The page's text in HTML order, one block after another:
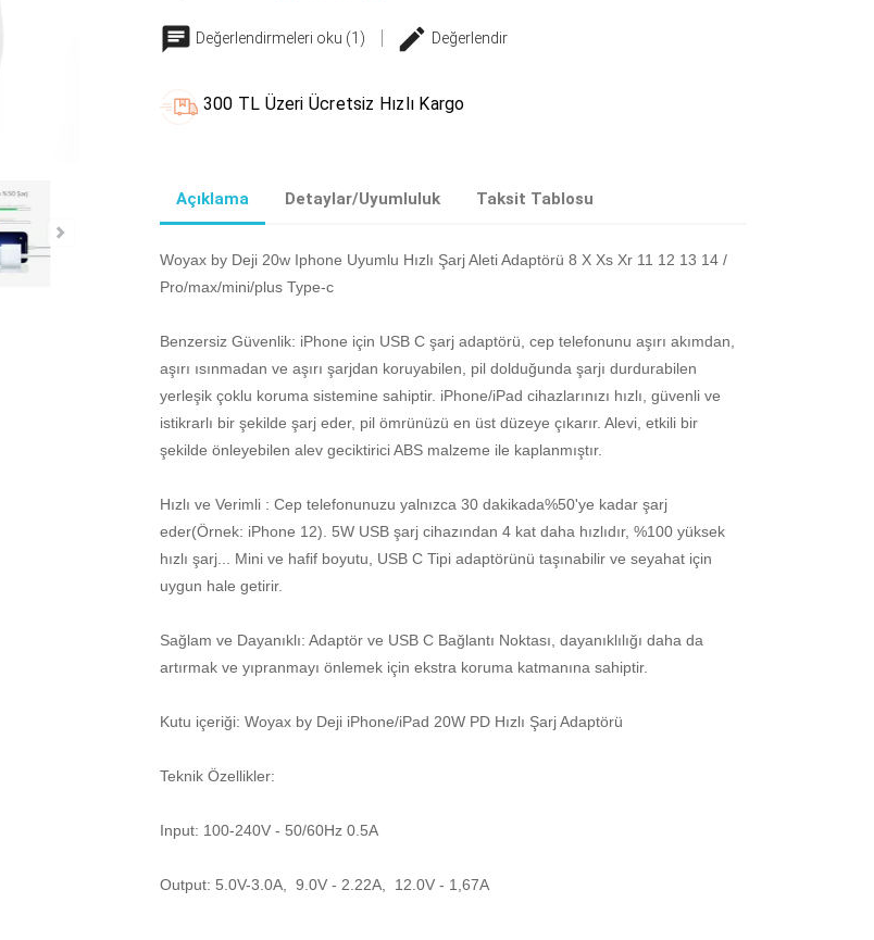
Değerlendirmeleri oku (1) Değerlendir
300 TL Üzeri Ücretsiz Hızlı Kargo
Açıklama Detaylar/Uyumluluk Taksit Tablosu
Woyax by Deji 20w Iphone Uyumlu Hızlı Şarj Aleti Adaptörü 8 X Xs Xr 11 12 13 14 /
Pro/max/mini/plus Type-c
Benzersiz Güvenlik: iPhone için USB C şarj adaptörü, cep telefonunu aşırı akımdan,
aşırı ısınmadan ve aşırı şarjdan koruyabilen, pil dolduğunda şarjı durdurabilen
yerleşik çoklu koruma sistemine sahiptir. iPhone/iPad cihazlarınızı hızlı, güvenli ve
istikrarlı bir şekilde şarj eder, pil ömrünüzü en üst düzeye çıkarır. Alevi, etkili bir
şekilde önleyebilen alev geciktirici ABS malzeme ile kaplanmıştır.
Hızlı ve Verimli : Cep telefonunuzu yalnızca 30 dakikada%50'ye kadar şarj
eder(Örnek: iPhone 12). 5W USB şarj cihazından 4 kat daha hızlıdır, %100 yüksek
hızlı şarj... Mini ve hafif boyutu, USB C Tipi adaptörünü taşınabilir ve seyahat için
uygun hale getirir.
Sağlam ve Dayanıklı: Adaptör ve USB C Bağlantı Noktası, dayanıklılığı daha da
artırmak ve yıpranmayı önlemek için ekstra koruma katmanına sahiptir.
Kutu içeriği: Woyax by Deji iPhone/iPad 20W PD Hızlı Şarj Adaptörü
Teknik Özellikler:
Input: 100-240V - 50/60Hz 0.5A
Output: 5.0V-3.0A, 9.0V - 2.22A, 12.0V - 1,67A